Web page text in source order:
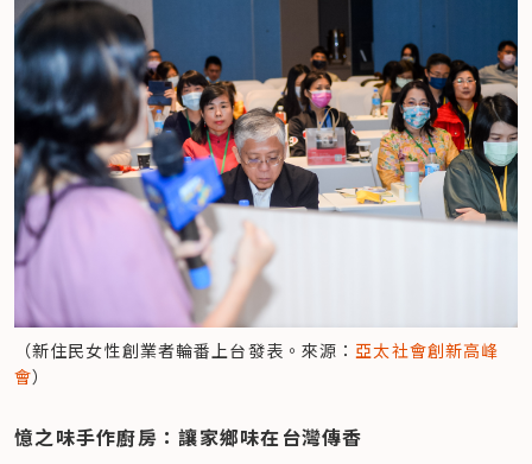
（新住民女性創業者輪番上台發表。來源：亞太社會創新高峰
會）
憶之味手作廚房：讓家鄉味在台灣傳香